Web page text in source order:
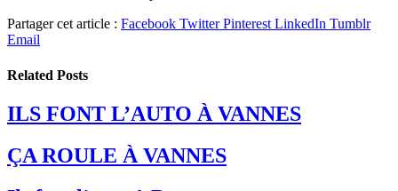
Partager cet article : Facebook Twitter Pinterest LinkedIn Tumblr
Email
Related Posts
ILS FONT L’AUTO À VANNES
ÇA ROULE À VANNES